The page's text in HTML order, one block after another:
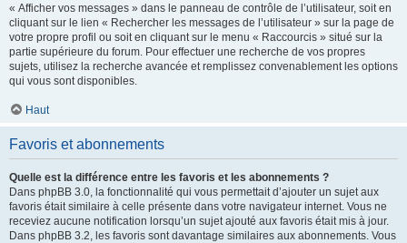
« Afficher vos messages » dans le panneau de contrôle de l’utilisateur, soit en
cliquant sur le lien « Rechercher les messages de l’utilisateur » sur la page de
votre propre profil ou soit en cliquant sur le menu « Raccourcis » situé sur la
partie supérieure du forum. Pour effectuer une recherche de vos propres
sujets, utilisez la recherche avancée et remplissez convenablement les options
qui vous sont disponibles.
Haut
Favoris et abonnements
Quelle est la différence entre les favoris et les abonnements ?
Dans phpBB 3.0, la fonctionnalité qui vous permettait d’ajouter un sujet aux
favoris était similaire à celle présente dans votre navigateur internet. Vous ne
receviez aucune notification lorsqu’un sujet ajouté aux favoris était mis à jour.
Dans phpBB 3.2, les favoris sont davantage similaires aux abonnements. Vous